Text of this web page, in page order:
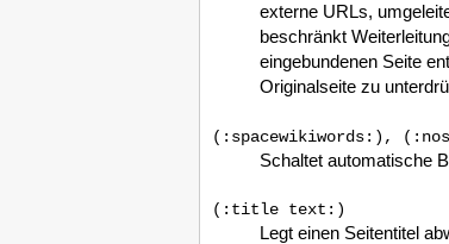
externe URLs,
beschränkt
eingebundenen Seite
Originalseite zu
(:spacewikiwords:),
Schaltet automatische
(:title text:)
Legt einen Seitentitel